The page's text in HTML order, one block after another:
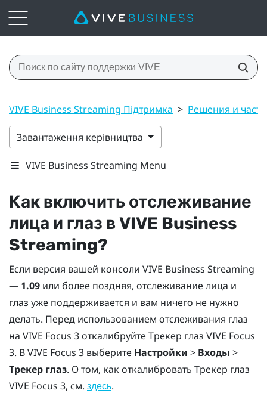
VIVE Business Streaming Підтримка > Решения и
Завантаження керівництва
VIVE Business Streaming Menu
Как включить отслеживание
лица и глаз в VIVE Business
Streaming?
Если версия вашей консоли VIVE Business Streaming
— 1.09 или более поздняя, отслеживание лица и
глаз уже поддерживается и вам ничего не нужно
делать. Перед использованием отслеживания глаз
на VIVE Focus 3откалибруйте Трекер глаз VIVE Focus
3. ВVIVE Focus 3 выберите Настройки > Входы >
Трекер глаз. О том, как откалибровать Трекер глаз
VIVE Focus 3, см. здесь.